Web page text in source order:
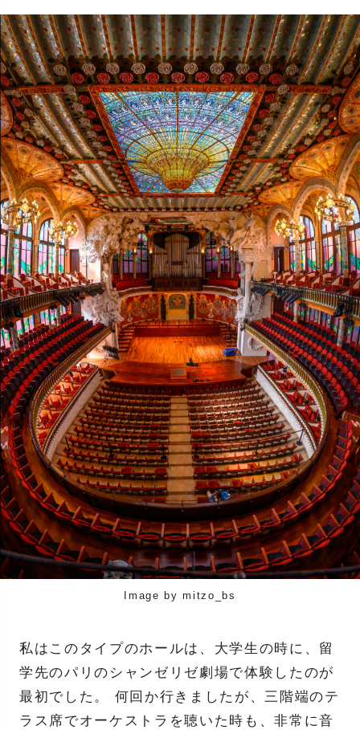
Image by mitzo_bs
私はこのタイプのホールは、大学生の時に、留
学先のパリのシャンゼリゼ劇場で体験したのが
最初でした。 何回か行きましたが、三階端のテ
ラス席でオーケストラを聴いた時も、非常に音